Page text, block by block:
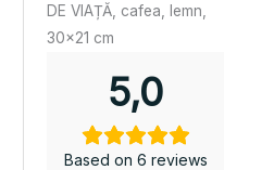
DE VIAȚĂ, cafea, lemn,
30×21 cm
5,0
Based on 6 reviews